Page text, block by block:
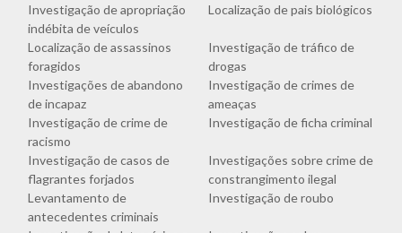
Investigação de apropriação
indébita de veículos
Localização de pais biológicos
Localização de assassinos
foragidos
Investigação de tráfico de
drogas
Investigações de abandono
de incapaz
Investigação de crimes de
ameaças
Investigação de crime de
racismo
Investigação de ficha criminal
Investigação de casos de
flagrantes forjados
Investigações sobre crime de
constrangimento ilegal
Levantamento de
antecedentes criminais
Investigação de roubo